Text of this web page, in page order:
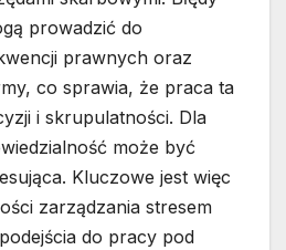
prowadzić do
prawnych oraz
co sprawia, że praca ta
i skrupulatności. Dla
może być
Kluczowe jest więc
zarządzania stresem
do pracy pod